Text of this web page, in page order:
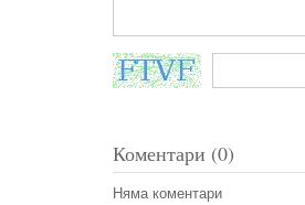
Коментари (0)
Няма коментари